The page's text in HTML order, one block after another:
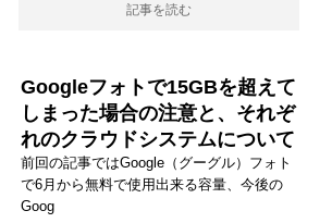
記事を読む
Googleフォトで15GBを超えて
しまった場合の注意と、それぞ
れのクラウドシステムについて
前回の記事ではGoogle（グーグル）フォト
で6月から無料で使用出来る容量、今後の
Goog